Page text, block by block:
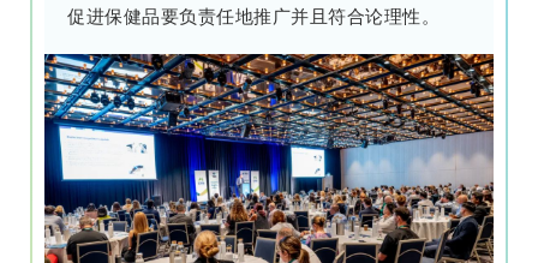
促进保健品要负责任地推广并且符合论理性。